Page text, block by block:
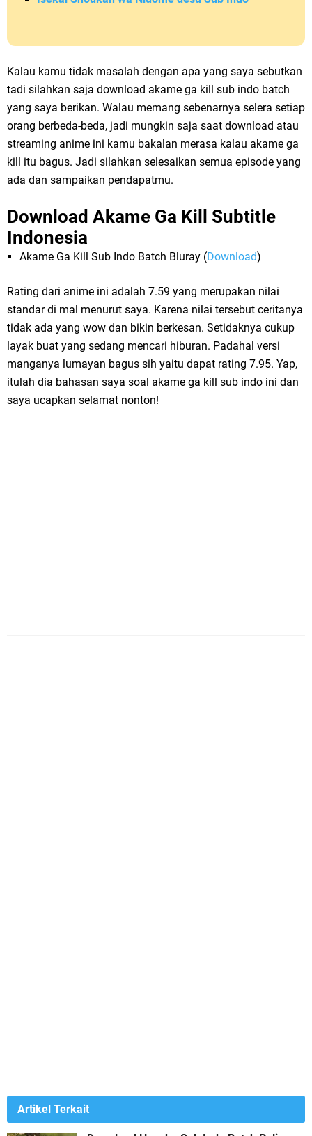
Kalau kamu tidak masalah dengan apa yang saya sebutkan
tadi silahkan saja download akame ga kill sub indo batch
yang saya berikan. Walau memang sebenarnya selera setiap
orang berbeda-beda, jadi mungkin saja saat download atau
streaming anime ini kamu bakalan merasa kalau akame ga
kill itu bagus. Jadi silahkan selesaikan semua episode yang
ada dan sampaikan pendapatmu.
Download Akame Ga Kill Subtitle
Indonesia
Akame Ga Kill Sub Indo Batch Bluray (Download)
Rating dari anime ini adalah 7.59 yang merupakan nilai
standar di mal menurut saya. Karena nilai tersebut ceritanya
tidak ada yang wow dan bikin berkesan. Setidaknya cukup
layak buat yang sedang mencari hiburan. Padahal versi
manganya lumayan bagus sih yaitu dapat rating 7.95. Yap,
itulah dia bahasan saya soal akame ga kill sub indo ini dan
saya ucapkan selamat nonton!
Artikel Terkait